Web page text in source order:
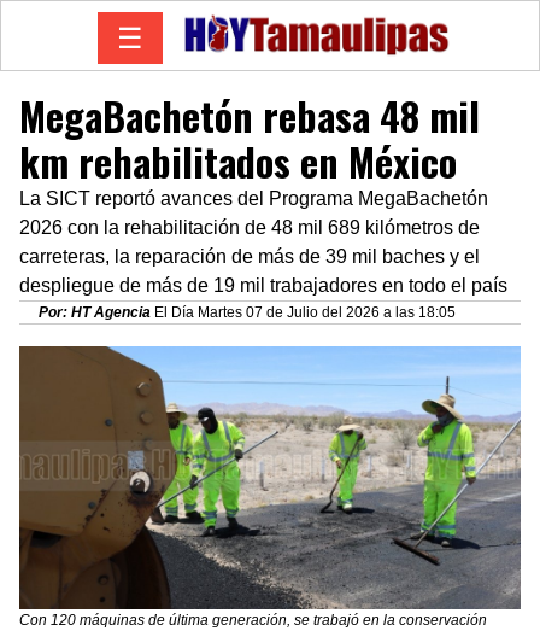
☰
MegaBachetón rebasa 48 mil
km rehabilitados en México
La SICT reportó avances del Programa MegaBachetón
2026 con la rehabilitación de 48 mil 689 kilómetros de
carreteras, la reparación de más de 39 mil baches y el
despliegue de más de 19 mil trabajadores en todo el país
Por: HT Agencia El Día Martes 07 de Julio del 2026 a las 18:05
Con 120 máquinas de última generación, se trabajó en la conservación